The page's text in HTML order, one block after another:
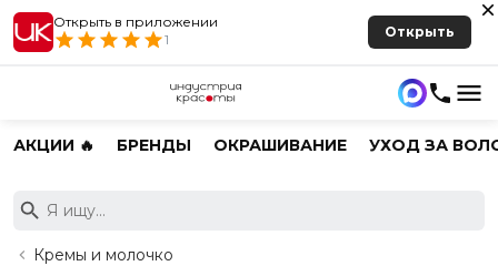
Открыть в приложении
1
Открыть
АКЦИИ 🔥 БРЕНДЫ ОКРАШИВАНИЕ УХОД ЗА
Кремы и молочко